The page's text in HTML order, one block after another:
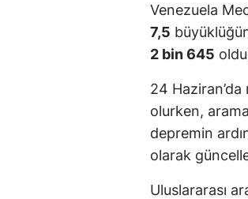
Venezuela
7,5
2 bin 645
24
olurken,
depremin
olarak
Uluslararası